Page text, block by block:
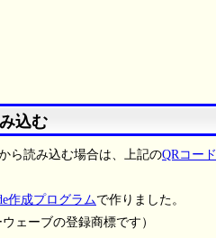
込む
ら読み込む場合は、上記のQRコード
作成プログラムで作りました。
ェーブの登録商標です）